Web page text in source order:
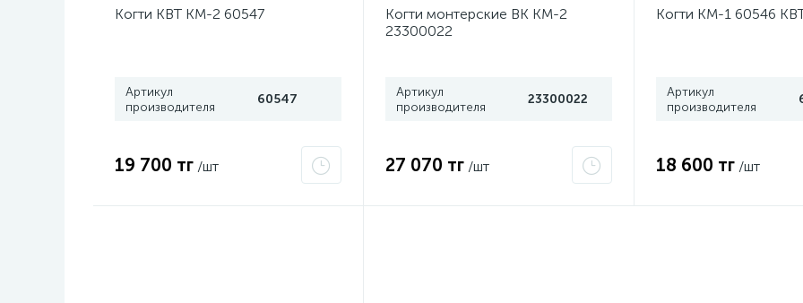
Когти КВТ КМ-2 60547
Артикул
производителя
60547
19 700 тг /шт
Когти монтерские ВК КМ-2
23300022
Артикул
производителя
23300022
27 070 тг /шт
Когти КМ-1 60546
Артикул
производителя
18 600 тг /шт